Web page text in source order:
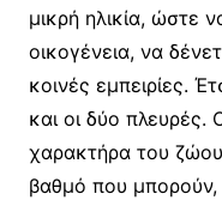
μικρή ηλικία, ώστε
οικογένεια, να
κοινές εμπειρίες.
και οι δύο πλευρές.
χαρακτήρα του
βαθμό που μπορούν,